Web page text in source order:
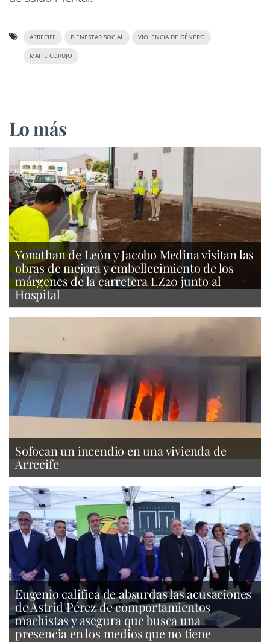
ARRECIFE BIENESTAR SOCIAL VIOLENCIA DE GÉNERO
MAITE CORUJO
Lo más
Yonathan de León y Jacobo Medina visitan las
obras de mejora y embellecimiento de los
márgenes de la carretera LZ20 junto al
Hospital
Sofocan un incendio en una vivienda de
Arrecife
Eugenio califica de absurdas las acusaciones
de Astrid Pérez de comportamientos
machistas y asegura que busca una
presencia en los medios que no tiene